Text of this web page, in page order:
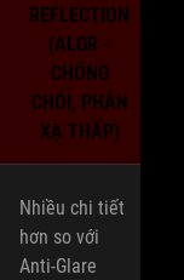
REFLECTION
(ALGR -
CHỐNG
CHÓI, PHẢN
XẠ THẤP)
Nhiều chi tiết
hơn so với
Anti-Glare